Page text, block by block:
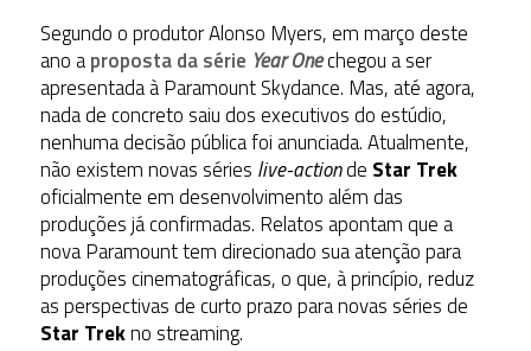
Segundo o produtor Alonso Myers, em março deste
ano aproposta da série Year Onechegou a ser
apresentada à Paramount Skydance. Mas, até agora,
nada de concreto saiu dos executivos do estúdio,
nenhuma decisão pública foi anunciada. Atualmente,
não existem novas séries live-actionde Star Trek
oficialmente em desenvolvimento além das
produções já confirmadas. Relatos apontam que a
nova Paramount tem direcionado sua atenção para
produções cinematográficas, o que, à princípio, reduz
as perspectivas de curto prazo para novas séries de
Star Trekno streaming.